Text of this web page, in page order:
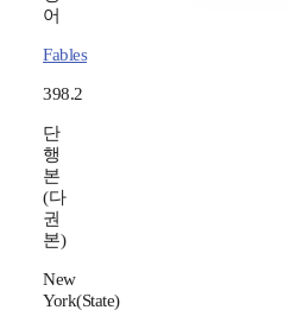
어
Fables
398.2
단
행
본
(다
권
본)
New
York(State)